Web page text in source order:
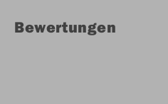
Bewertungen